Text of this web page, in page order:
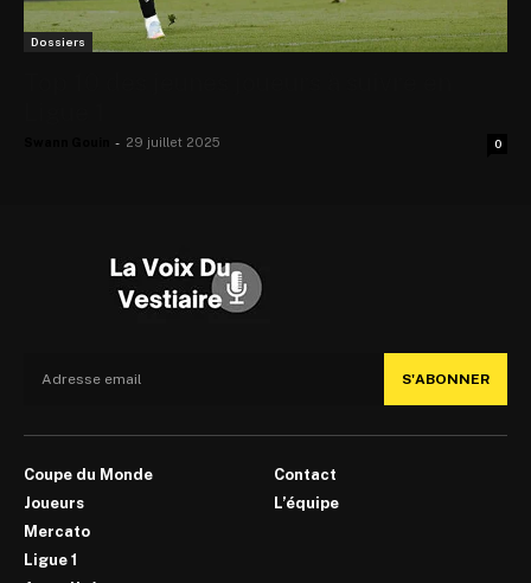
Dossiers
- 29 juillet 2025 0
S'ABONNER
Coupe du Monde
Joueurs
Mercato
Ligue 1
Contact
L’équipe